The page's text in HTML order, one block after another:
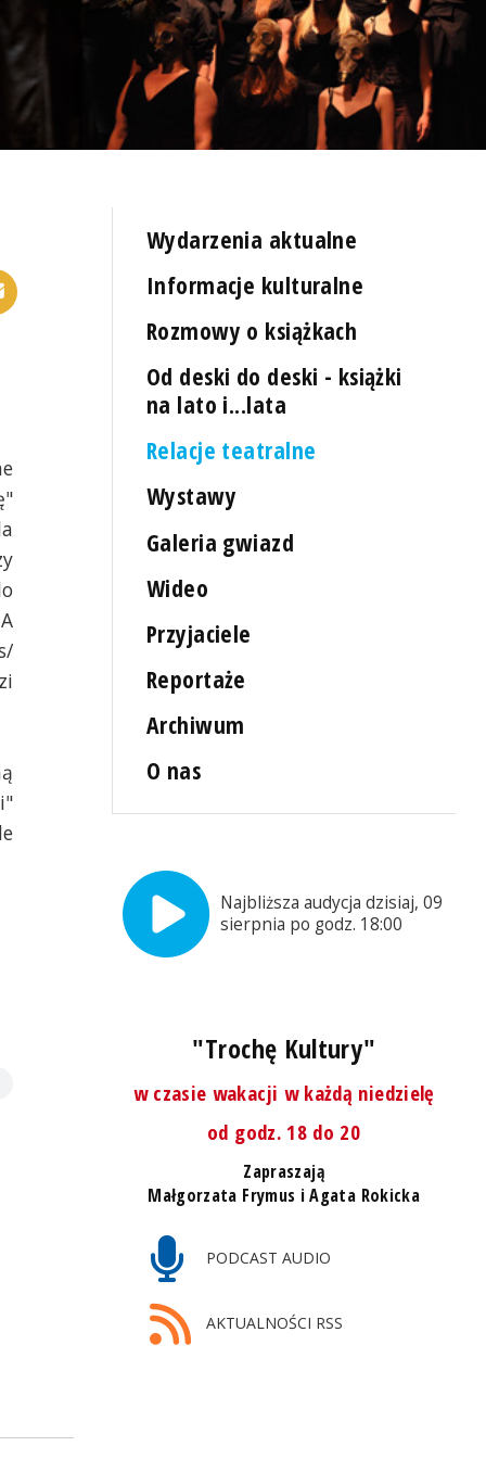
Wydarzenia aktualne
Informacje kulturalne
Rozmowy o książkach
Od deski do deski - książki
na lato i...lata
Relacje teatralne
Wystawy
Galeria gwiazd
Wideo
Przyjaciele
Reportaże
Archiwum
O nas
Najbliższa audycja dzisiaj, 09
sierpnia po godz. 18:00
"Trochę Kultury"
w czasie wakacji w każdą niedzielę
od godz. 18 do 20
Zapraszają
Małgorzata Frymus i Agata Rokicka
PODCAST AUDIO
AKTUALNOŚCI RSS